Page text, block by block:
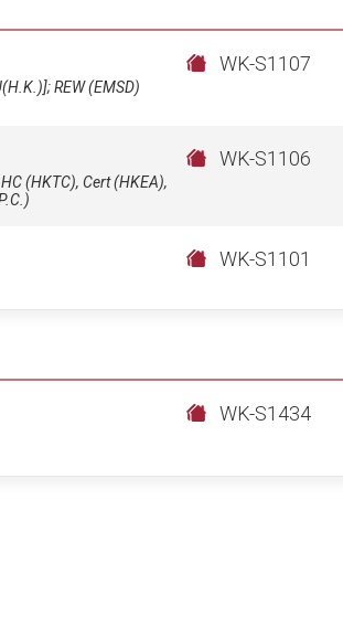
REW (EMSD)
WK-S1107
(HKTC), Cert (HKEA),
WK-S1106
WK-S1101
WK-S1434